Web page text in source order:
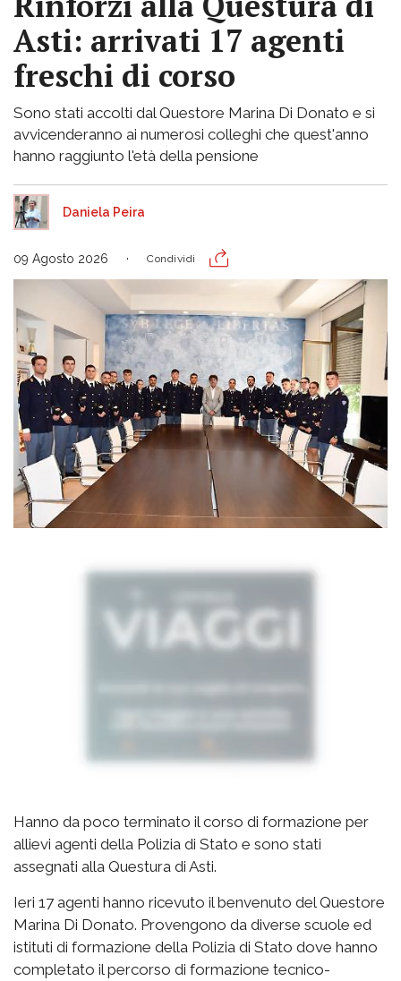
Asti: arrivati 17 agenti
freschi di corso
Sono stati accolti dal Questore Marina Di Donato e si
avvicenderanno ai numerosi colleghi che quest'anno
hanno raggiunto l'età della pensione
Daniela Peira
09 Agosto 2026 Condividi
Hanno da poco terminato il corso di formazione per
allievi agenti della Polizia di Stato e sono stati
assegnati alla Questura di Asti.
Ieri 17 agenti hanno ricevuto il benvenuto del Questore
Marina Di Donato. Provengono da diverse scuole ed
istituti di formazione della Polizia di Stato dove hanno
completato il percorso di formazione tecnico-